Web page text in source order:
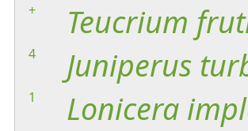
+ Teucrium
4 Juniperus
1 Lonicera